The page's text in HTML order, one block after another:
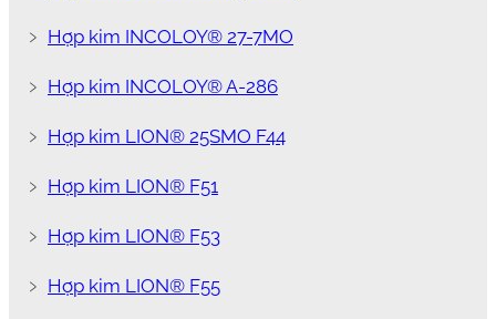
﹥ Hợp kim INCOLOY® 27-7MO
﹥ Hợp kim INCOLOY® A-286
﹥ Hợp kim LION® 25SMO F44
﹥ Hợp kim LION® F51
﹥ Hợp kim LION® F53
﹥ Hợp kim LION® F55